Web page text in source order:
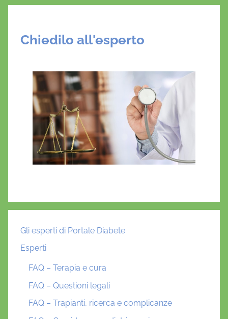
Chiedilo all'esperto
Gli esperti di Portale Diabete
Esperti
FAQ – Terapia e cura
FAQ – Questioni legali
FAQ – Trapianti, ricerca e complicanze